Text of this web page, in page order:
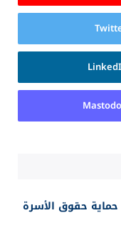
حقوق الأسرة